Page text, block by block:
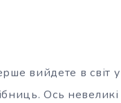
вийдете в світ
Ось невеликі